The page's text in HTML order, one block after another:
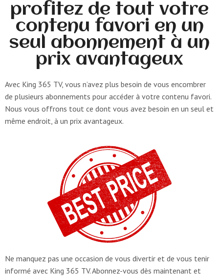
profitez de tout votre
contenu favori en un
seul abonnement à un
prix avantageux
Avec King 365 TV, vous n’avez plus besoin de vous encombrer
de plusieurs abonnements pour accéder à votre contenu favori.
Nous vous offrons tout ce dont vous avez besoin en un seul et
même endroit, à un prix avantageux.
Ne manquez pas une occasion de vous divertir et de vous tenir
informé avec King 365 TV. Abonnez-vous dès maintenant et